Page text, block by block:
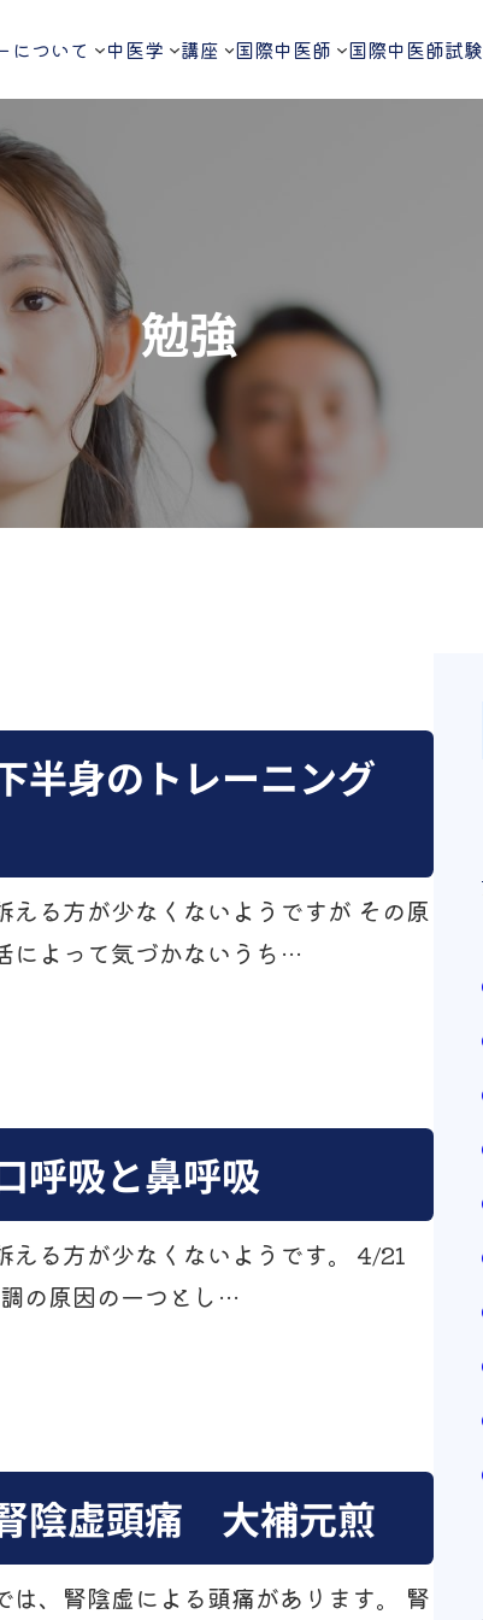
について 中医学 講座 国際中医師 国際中医師試験
勉強
身のトレーニング
える方が少なくないようですが その原
によって気づかないうち…
呼吸と鼻呼吸
える方が少なくないようです。 4/21
の原因の一つとし…
陰虚頭痛 大補元煎
は、腎陰虚による頭痛があります。 腎